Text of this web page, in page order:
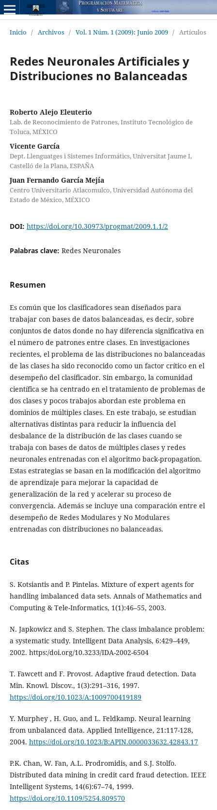
Inicio / Archivos / Vol. 1 Núm. 1 (2009): Junio 2009 / Artículos
Redes Neuronales Artificiales y
Distribuciones no Balanceadas
Roberto Alejo Eleuterio
Lab. de Reconocimiento de Patrones, Instituto Tecnológico de
Toluca, MÉXICO
Vicente García
Dept. Llenguatges i Sistemes Informátics, Universitat Jaume I,
Castelló de la Plana, ESPAÑA
Juan Fernando García Mejía
Centro Universitario Atlacomulco, Universidad Autónoma del
Estado de México, MÉXICO
DOI: https://doi.org/10.30973/progmat/2009.1.1/2
Palabras clave: Redes Neuronales
Resumen
Es común que los clasificadores sean diseñados para
trabajar con bases de datos balanceadas, es decir, sobre
conjuntos de datos donde no hay diferencia significativa en
el número de patrones entre clases. En investigaciones
recientes, el problema de las distribuciones no balanceadas
de las clases ha sido reconocido como un factor crítico en el
desempeño del clasificador. Sin embargo, la comunidad
científica se ha centrado en el tratamiento de problemas de
dos clases y pocos trabajos abordan este problema en
dominios de múltiples clases. En este trabajo, se estudian
alternativas distintas para reducir la influencia del
desbalance de la distribución de las clases cuando se
trabaja con bases de datos de múltiples clases y redes
neuronales entrenadas con el algoritmo back-propagation.
Estas estrategias se basan en la modificación del algoritmo
de aprendizaje para mejorar la capacidad de
generalización de la red y acelerar su proceso de
convergencia. Además se incluye una comparación entre el
desempeño de Redes Modulares y No Modulares
entrenadas con distribuciones no balanceadas.
Citas
S. Kotsiantis and P. Pintelas. Mixture of expert agents for
handling imbalanced data sets. Annals of Mathematics and
Computing & Tele-Informatics, 1(1):46–55, 2003.
N. Japkowicz and S. Stephen. The class imbalance problem:
a systematic study. Intelligent Data Analysis, 6:429–449,
2002. https:/doi.org/10.3233/IDA-2002-6504
T. Fawcett and F. Provost. Adaptive fraud detection. Data
Min. Knowl. Discov., 1(3):291–316, 1997.
https://doi.org/10.1023/A:1009700419189
Y. Murphey , H. Guo, and L. Feldkamp. Neural learning
from unbalanced data. Applied Intelligence, 21:117-128,
2004. https://doi.org/10.1023/B:APIN.0000033632.42843.17
P.K. Chan, W. Fan, A.L. Prodromidis, and S.J. Stolfo.
Distributed data mining in credit card fraud detection. IEEE
Intelligent Systems, 14(6):67–74, 1999.
https://doi.org/10.1109/5254.809570